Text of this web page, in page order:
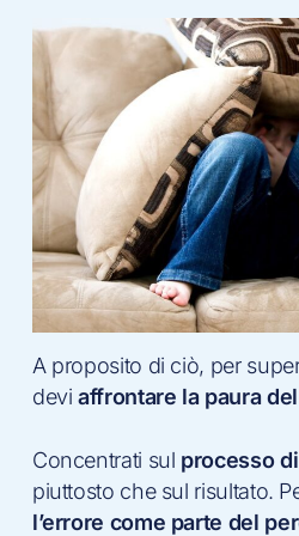
A proposito di ciò, per
deviaffrontare la paura
Concentrati sul processo
piuttosto che sul risultato.
l’errore come parte del